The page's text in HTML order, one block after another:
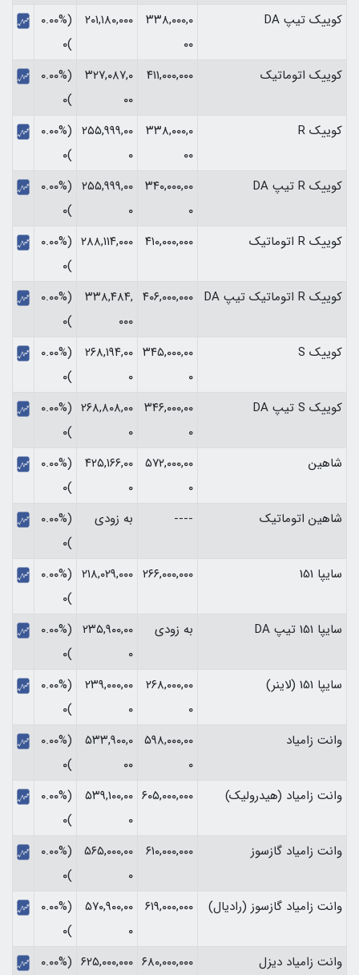
کوییک تیپ DA
۳۳۸,۰۰۰,۰
۰۰
۲۰۱,۱۸۰,۰۰۰
(۰.۰۰%
)۰
کوییک اتوماتیک
۴۱۱,۰۰۰,۰۰۰
۳۲۷,۰۸۷,۰
۰۰
(۰.۰۰%
)۰
کوییک R
۳۳۸,۰۰۰,۰
۰۰
۲۵۵,۹۹۹,۰۰
۰
(۰.۰۰%
)۰
کوییک R تیپ DA
۳۴۰,۰۰۰,۰۰
۰
۲۵۵,۹۹۹,۰۰
۰
(۰.۰۰%
)۰
کوییک R اتوماتیک
۴۱۰,۰۰۰,۰۰۰ ۲۸۸,۱۱۴,۰۰۰
(۰.۰۰%
)۰
کوییک R اتوماتیک تیپ DA
۴۰۶,۰۰۰,۰۰۰ ۳۳۸,۴۸۴,
۰۰۰
(۰.۰۰%
)۰
کوییک S
۳۴۵,۰۰۰,۰۰
۰
۲۶۸,۱۹۴,۰۰
۰
(۰.۰۰%
)۰
کوییک S تیپ DA
۳۴۶,۰۰۰,۰۰
۰
۲۶۸,۸۰۸,۰۰
۰
(۰.۰۰%
)۰
شاهین
۵۷۲,۰۰۰,۰۰
۰
۴۲۵,۱۶۶,۰۰
۰
(۰.۰۰%
)۰
شاهین اتوماتیک
---- به زودی
(۰.۰۰%
)۰
سایپا 151
۲۶۶,۰۰۰,۰۰۰ ۲۱۸,۰۲۹,۰۰۰
(۰.۰۰%
)۰
سایپا 151 تیپ DA
به زودی
۲۳۵,۹۰۰,۰۰
۰
(۰.۰۰%
)۰
سایپا 151 (لاینر)
۲۶۸,۰۰۰,۰۰
۰
۲۳۹,۰۰۰,۰۰
۰
(۰.۰۰%
)۰
وانت زامیاد
۵۹۸,۰۰۰,۰۰
۰
۵۳۳,۹۰۰,۰
۰۰
(۰.۰۰%
)۰
وانت زامیاد (هیدرولیک)
۶۰۵,۰۰۰,۰۰۰ ۵۳۹,۱۰۰,۰۰
۰
(۰.۰۰%
)۰
وانت زامیاد گازسوز
۶۱۰,۰۰۰,۰۰۰
۵۶۵,۰۰۰,۰۰
۰
(۰.۰۰%
)۰
وانت زامیاد گازسوز (رادیال)
۶۱۹,۰۰۰,۰۰۰
۵۷۰,۹۰۰,۰۰
۰
(۰.۰۰%
)۰
وانت زامیاد دیزل
۶۸۰,۰۰۰,۰۰۰ ۶۲۵,۰۰۰,۰۰۰
(۰.۰۰%